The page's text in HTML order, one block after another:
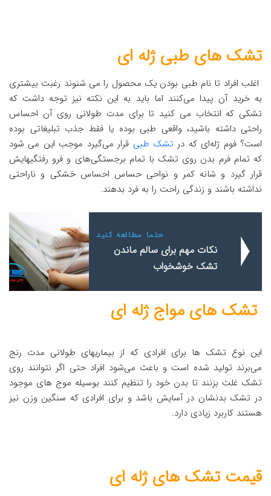
تشک های طبی ژله ای
اغلب افراد تا نام طبی بودن یک محصول را می شنوند رغبت بیشتری
به خرید آن پیدا می‌کنند اما باید به این نکته نیز توجه داشت که
تشکی که انتخاب می کنید تا برای مدت طولانی روی آن احساس
راحتی داشته باشید، واقعی طبی بوده یا فقط جذب تبلیغاتی بوده
است؟ فوم ژله‌ای که در تشک‌ طبی قرار می‌گیرد موجب این می شود
که تمام فرم بدن روی تشک با تمام برجستگی‌های و فرو رفتگیهایش
قرار گیرد و شانه کمر و نواحی حساس احساس خشکی و ناراحتی
نداشته باشند و زندگی راحت را به فرد بدهند.
حتما مطالعه کنید
نکات مهم برای سالم ماندن
تشک خوشخواب
تشک های مواج ژله ای
این نوع تشک ها برای افرادی که از بیماریهای طولانی مدت رنج
می‌برند تولید شده است و باعث می‌شود افراد حتی اگر نتوانند روی
تشک غلت بزنند تا بدن خود را تنظیم کنند بوسیله موج های موجود
در تشک بدنشان در آسایش باشد و برای افرادی که سنگین وزن نیز
هستند کاربرد زیادی دارد.
قیمت تشک های ژله ای